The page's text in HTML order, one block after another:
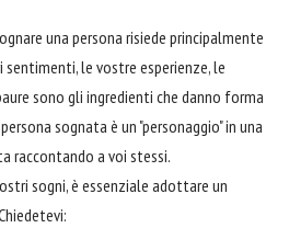
una persona risiede principalmente
le vostre esperienze, le
sono gli ingredienti che danno forma
sognata è un "personaggio" in una
raccontando a voi stessi.
sogni, è essenziale adottare un